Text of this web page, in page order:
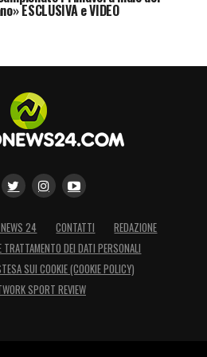
su di me in un
in diretta è
subito highlights
ci sono ex compagne,
«A livello
sta migliorando, ma ci
ESCLUSIVA e VIDEO
24 CONTATTI
REDAZIONE
TRATTAMENTO DEI DATI PERSONALI
SUI COOKIE (COOKIE POLICY)
SPORT REVIEW